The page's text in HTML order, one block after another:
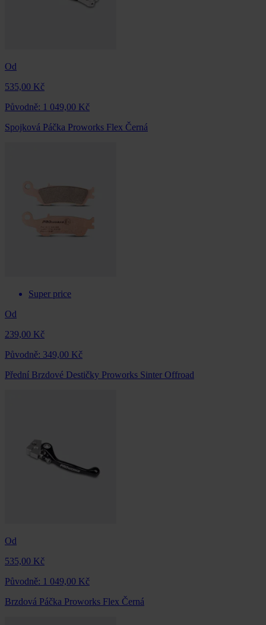
Od
535,00 Kč
Původně: 1 049,00 Kč
Spojková Páčka Proworks Flex Černá
Super price
Od
239,00 Kč
Původně: 349,00 Kč
Přední Brzdové Destičky Proworks Sinter Offroad
Od
535,00 Kč
Původně: 1 049,00 Kč
Brzdová Páčka Proworks Flex Černá